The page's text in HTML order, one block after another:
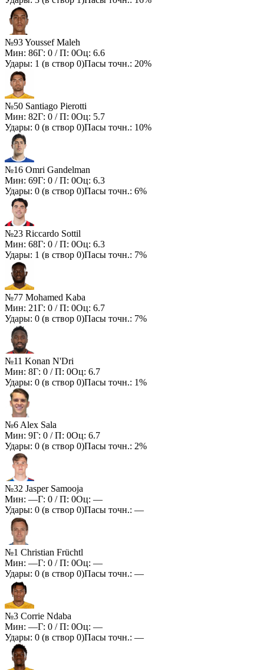
№93 Youssef Maleh
Мин: 86Г: 0 / П: 0Оц: 6.6
Удары: 1 (в створ 0)Пасы точн.: 20%
№50 Santiago Pierotti
Мин: 82Г: 0 / П: 0Оц: 5.7
Удары: 0 (в створ 0)Пасы точн.: 10%
№16 Omri Gandelman
Мин: 69Г: 0 / П: 0Оц: 6.3
Удары: 0 (в створ 0)Пасы точн.: 6%
№23 Riccardo Sottil
Мин: 68Г: 0 / П: 0Оц: 6.3
Удары: 1 (в створ 0)Пасы точн.: 7%
№77 Mohamed Kaba
Мин: 21Г: 0 / П: 0Оц: 6.7
Удары: 0 (в створ 0)Пасы точн.: 7%
№11 Konan N'Dri
Мин: 8Г: 0 / П: 0Оц: 6.7
Удары: 0 (в створ 0)Пасы точн.: 1%
№6 Alex Sala
Мин: 9Г: 0 / П: 0Оц: 6.7
Удары: 0 (в створ 0)Пасы точн.: 2%
№32 Jasper Samooja
Мин: —Г: 0 / П: 0Оц: —
Удары: 0 (в створ 0)Пасы точн.: —
№1 Christian Früchtl
Мин: —Г: 0 / П: 0Оц: —
Удары: 0 (в створ 0)Пасы точн.: —
№3 Corrie Ndaba
Мин: —Г: 0 / П: 0Оц: —
Удары: 0 (в створ 0)Пасы точн.: —